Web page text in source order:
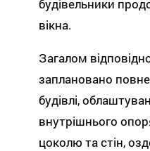
будівельники
вікна.
Загалом
заплановано
будівлі,
внутрішнього
цоколю та стін,